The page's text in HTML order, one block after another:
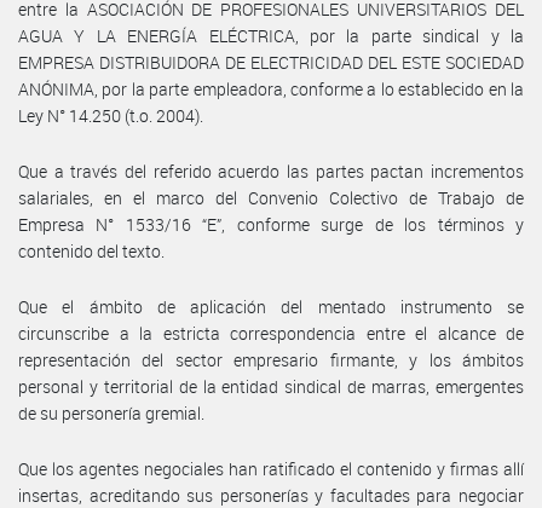
entre la ASOCIACIÓN DE PROFESIONALES UNIVERSITARIOS DEL
AGUA Y LA ENERGÍA ELÉCTRICA, por la parte sindical y la
EMPRESA DISTRIBUIDORA DE ELECTRICIDAD DEL ESTE SOCIEDAD
ANÓNIMA, por la parte empleadora, conforme a lo establecido en la
Ley N° 14.250 (t.o. 2004).
Que a través del referido acuerdo las partes pactan incrementos
salariales, en el marco del Convenio Colectivo de Trabajo de
Empresa N° 1533/16 “E”, conforme surge de los términos y
contenido del texto.
Que el ámbito de aplicación del mentado instrumento se
circunscribe a la estricta correspondencia entre el alcance de
representación del sector empresario firmante, y los ámbitos
personal y territorial de la entidad sindical de marras, emergentes
de su personería gremial.
Que los agentes negociales han ratificado el contenido y firmas allí
insertas, acreditando sus personerías y facultades para negociar